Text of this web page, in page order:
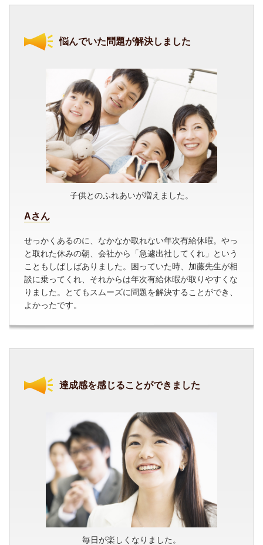
悩んでいた問題が解決しました
子供とのふれあいが増えました。
Aさん
せっかくあるのに、なかなか取れない年次有給休暇。やっ
と取れた休みの朝、会社から「急遽出社してくれ」という
こともしばしばありました。困っていた時、加藤先生が相
談に乗ってくれ、それからは年次有給休暇が取りやすくな
りました。とてもスムーズに問題を解決することができ、
よかったです。
達成感を感じることができました
毎日が楽しくなりました。